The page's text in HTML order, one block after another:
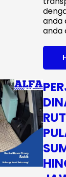
anda
anda